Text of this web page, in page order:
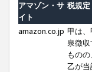
アマゾン・サ
イト
税規定
amazon.co.jp 甲は
泉徴
もの
乙が